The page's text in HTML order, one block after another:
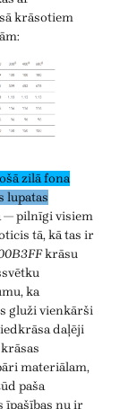
krāsotiem
zilā fona
lupatas
— pilnīgi visiem
tā, kā tas ir
krāsu
ka
gluži vienkārši
daļēji
materiālam,
paša
īpašības nu ir